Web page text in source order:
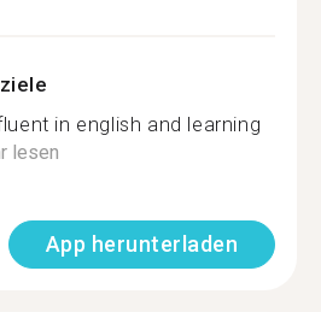
in english and learning
lesen
App herunterladen